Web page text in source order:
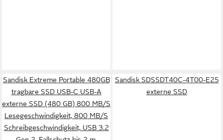
Sandisk Extreme Portable 480GB
tragbare SSD USB-C USB-A
externe SSD (480 GB) 800 MB/S
Lesegeschwindigkeit, 800 MB/S
Schreibgeschwindigkeit, USB 3.2
Sandisk SDSSDT40C-4T00-E25
externe SSD